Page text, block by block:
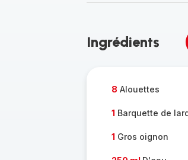
Ingrédients
8 Alouettes
1 Barquette de
1 Gros oignon